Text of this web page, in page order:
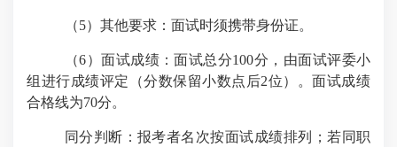
（5）其他要求：面试时须携带身份证。
（6）面试成绩：面试总分100分，由面试评委小
组进行成绩评定（分数保留小数点后2位）。面试成绩
合格线为70分。
同分判断：报考者名次按面试成绩排列；若同职